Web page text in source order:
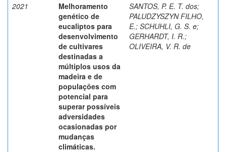
2021
Melhoramento
genético de
eucaliptos para
desenvolvimento
de cultivares
destinadas a
múltiplos usos da
madeira e de
populações com
potencial para
superar possíveis
adversidades
ocasionadas por
mudanças
climáticas.
SANTOS, P. E. T. dos;
PALUDZYSZYN FILHO,
E.; SCHUHLI, G. S. e;
GERHARDT, I. R.;
OLIVEIRA, V. R. de